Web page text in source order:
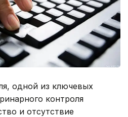
одной из ключевых
контроля
и отсутствие